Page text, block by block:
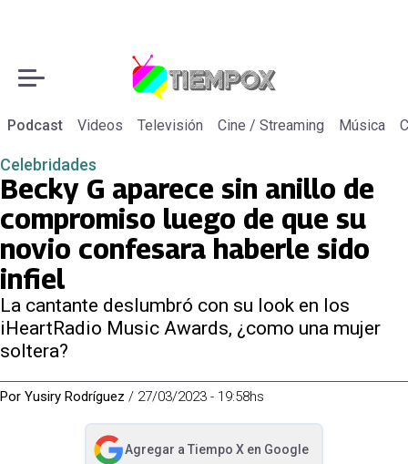
Podcast Videos Televisión Cine / Streaming Música
Celebridades
Becky G aparece sin anillo de
compromiso luego de que su
novio confesara haberle sido
infiel
La cantante deslumbró con su look en los
iHeartRadio Music Awards, ¿como una mujer
soltera?
Por Yusiry Rodríguez / 27/03/2023 - 19:58hs
Agregar a Tiempo Xen Google
abre en nueva pestaña